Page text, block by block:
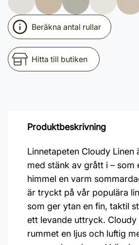
Beräkna antal rullar
Hitta till butiken
Produktbeskrivning
Linnetapeten Cloudy Linen
med stänk av grått i – som
himmel en varm
är tryckt på vår populära
som ger ytan en fin, taktil
ett levande uttryck. Cloudy
rummet en ljus och luftig